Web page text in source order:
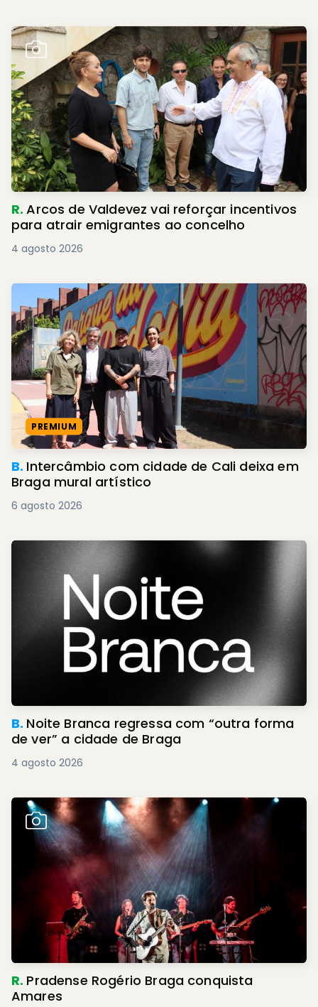
R.Arcos de Valdevez vai reforçar incentivos
para atrair emigrantes ao concelho
4 agosto 2026
PREMIUM
B. Intercâmbio com cidade de Cali deixa em
Braga mural artístico
6 agosto 2026
B. Noite Branca regressa com “outra forma
de ver” a cidade de Braga
4 agosto 2026
R. Pradense Rogério Braga conquista
Amares